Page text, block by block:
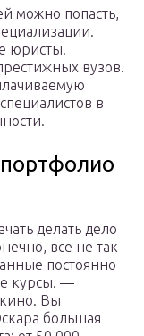
можно попасть,
юристы.
вузов.
в
делать дело
все не так
постоянно
курсы. —
кино. Вы
большая